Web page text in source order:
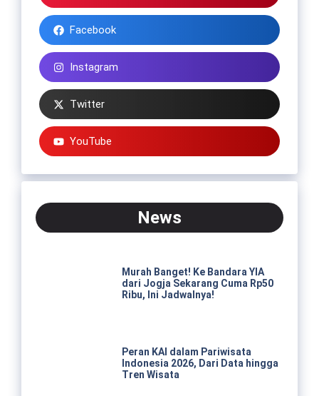
Facebook
Instagram
Twitter
YouTube
News
Murah Banget! Ke Bandara YIA
dari Jogja Sekarang Cuma Rp50
Ribu, Ini Jadwalnya!
Peran KAI dalam Pariwisata
Indonesia 2026, Dari Data hingga
Tren Wisata